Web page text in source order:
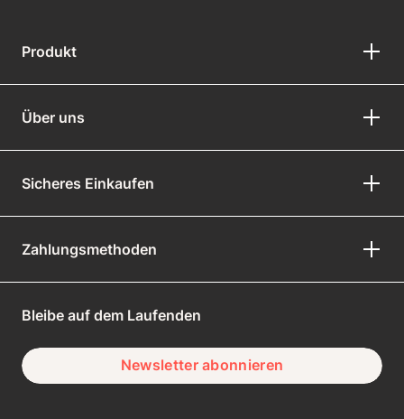
Produkt
Über uns
Zahlungsmethoden
Sicheres Einkaufen
Bleibe auf dem Laufenden
Newsletter abonnieren